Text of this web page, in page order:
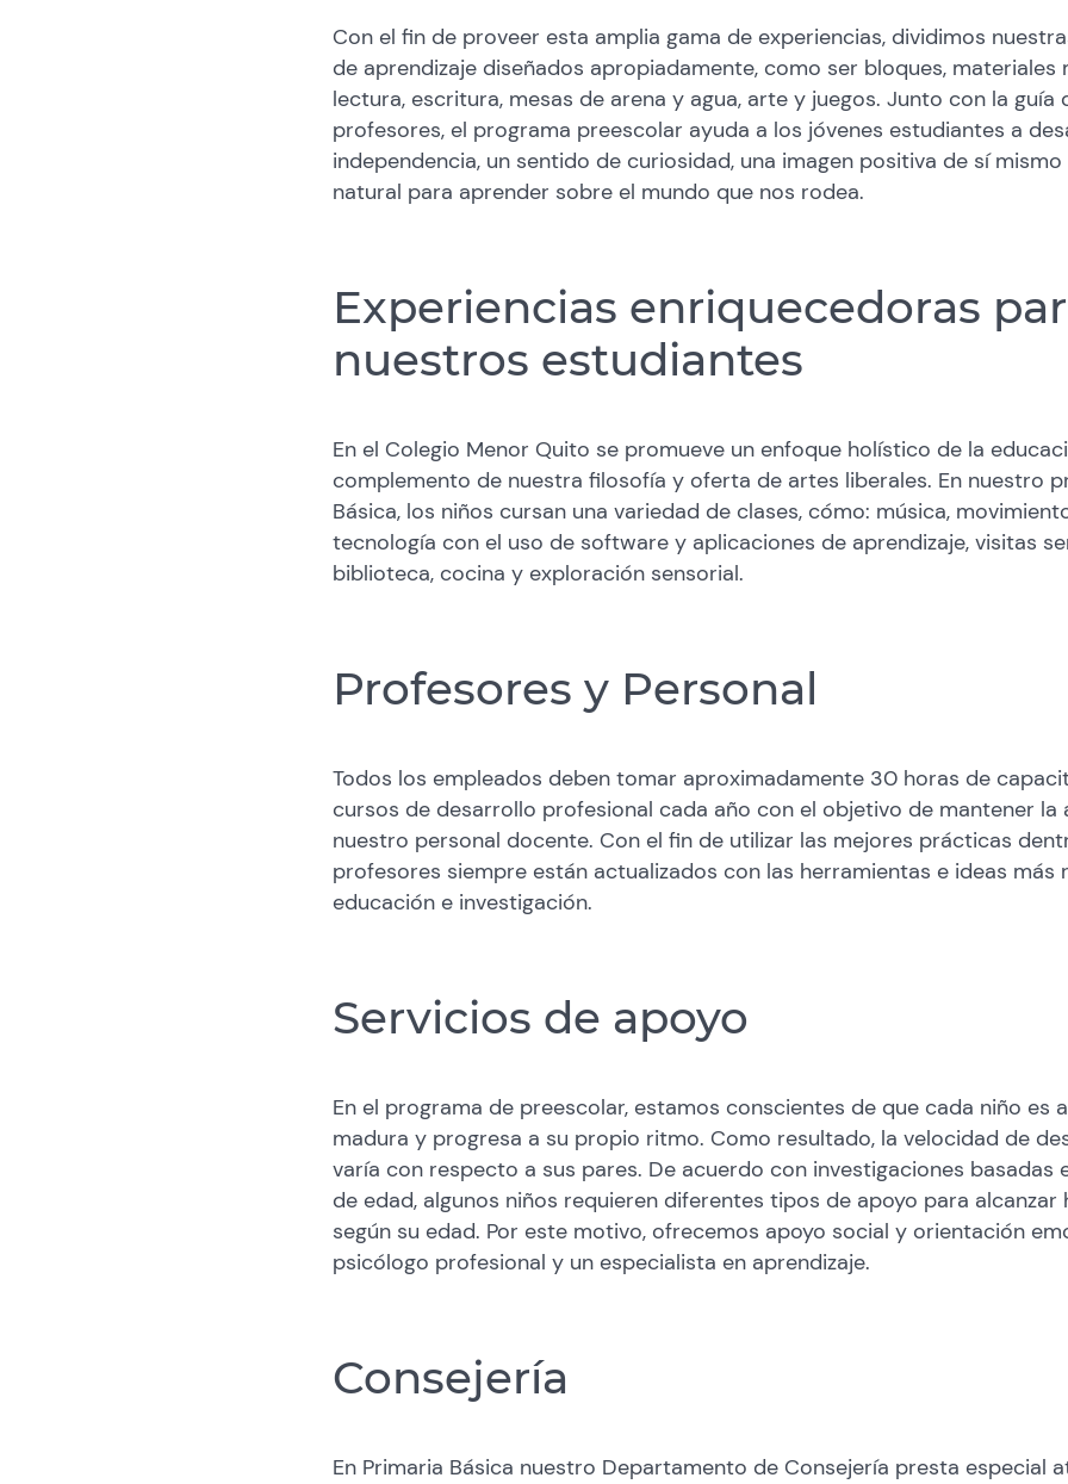
Con el fin de proveer esta amplia gama de experiencias, dividimos
de aprendizaje diseñados apropiadamente, como ser bloques, materiales
lectura, escritura, mesas de arena y agua, arte y juegos. Junto con la guía
profesores, el programa preescolar ayuda a los jóvenes estudiantes a
independencia, un sentido de curiosidad, una imagen positiva de sí
natural para aprender sobre el mundo que nos rodea.
Experiencias enriquecedoras
nuestros estudiantes
En el Colegio Menor Quito se promueve un enfoque holístico de la
complemento de nuestra filosofía y oferta de artes liberales. En nuestro
Básica, los niños cursan una variedad de clases, cómo: música,
tecnología con el uso de software y aplicaciones de aprendizaje, visitas
biblioteca, cocina y exploración sensorial.
Profesores y Personal
Todos los empleados deben tomar aproximadamente 30 horas de
cursos de desarrollo profesional cada año con el objetivo de mantener la
nuestro personal docente. Con el fin de utilizar las mejores prácticas
profesores siempre están actualizados con las herramientas e ideas más
educación e investigación.
Servicios de apoyo
En el programa de preescolar, estamos conscientes de que cada niño es
madura y progresa a su propio ritmo. Como resultado, la velocidad de
varía con respecto a sus pares. De acuerdo con investigaciones basadas
de edad, algunos niños requieren diferentes tipos de apoyo para
según su edad. Por este motivo, ofrecemos apoyo social y orientación
psicólogo profesional y un especialista en aprendizaje.
Consejería
En Primaria Básica nuestro Departamento de Consejería presta especial